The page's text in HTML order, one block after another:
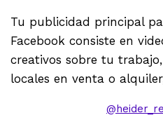
Tu publicidad principal
Facebook consiste en
creativos sobre tu
locales en venta o